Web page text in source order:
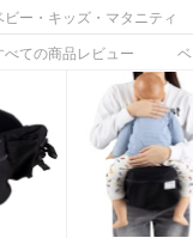
ビー・キッズ・マタニティ
べての商品レビュー